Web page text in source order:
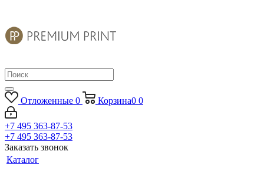
Отложенные 0 Корзина0 0
+7 495 363-87-53
+7 495 363-87-53
Заказать звонок
Каталог